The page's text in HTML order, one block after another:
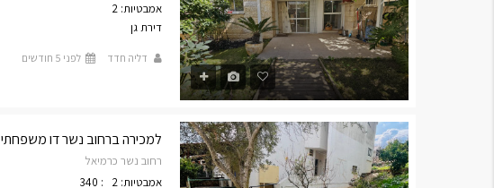
אמבטיות: 2
דירת גן
דליה חדד לפני 5 חודשים
למכירה ברחוב נשר דו משפחתי 6 חדרים
רחוב נשר כרמיאל
אמבטיות: 2
: 340